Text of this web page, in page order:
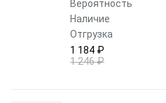
Вероятность
Наличие
Отгрузка
1 184 ₽
1 246 ₽